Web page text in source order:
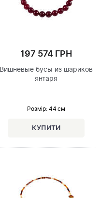
197 574 ГРН
Вишневые бусы из шариков
янтаря
Розмір: 44 см